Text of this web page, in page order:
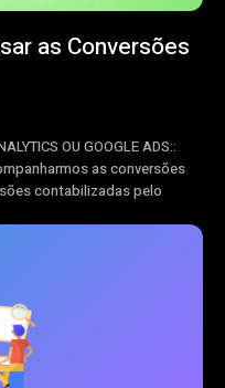
as Conversões
OU GOOGLE ADS::
as conversões
contabilizadas pelo